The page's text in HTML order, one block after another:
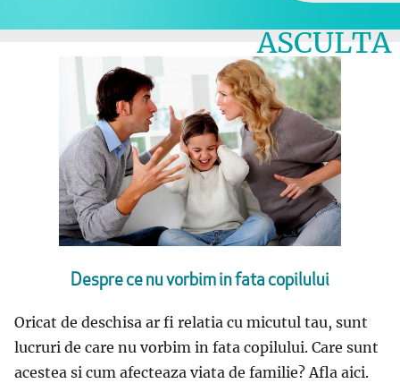
ASCULTA
LIVE
Despre ce nu vorbim in fata copilului
Oricat de deschisa ar fi relatia cu micutul tau, sunt
lucruri de care nu vorbim in fata copilului. Care sunt
acestea si cum afecteaza viata de familie? Afla aici.